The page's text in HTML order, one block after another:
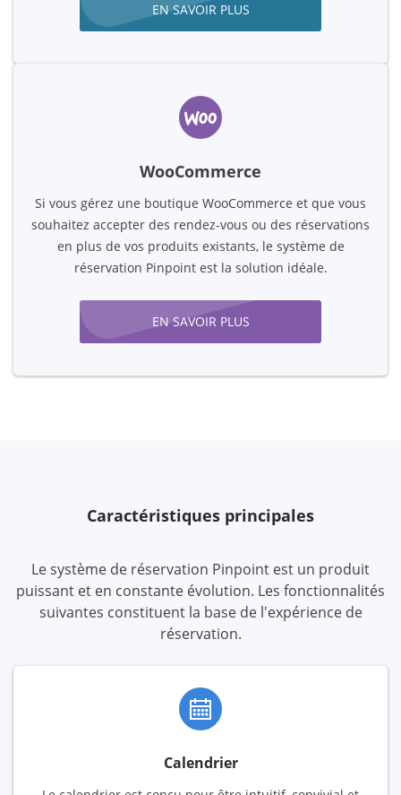
EN SAVOIR PLUS
WooCommerce
Si vous gérez une boutique WooCommerce et que vous
souhaitez accepter des rendez-vous ou des réservations
en plus de vos produits existants, le système de
réservation Pinpoint est la solution idéale.
EN SAVOIR PLUS
Caractéristiques principales
Le système de réservation Pinpoint est un produit
puissant et en constante évolution. Les fonctionnalités
suivantes constituent la base de l'expérience de
réservation.
Calendrier